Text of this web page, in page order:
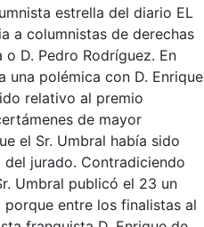
estrella del diario EL
a columnistas de derechas
D. Pedro Rodríguez. En
una polémica con D. Enrique
relativo al premio
de mayor
el Sr. Umbral había sido
jurado. Contradiciendo
Umbral publicó el 23 un
entre los finalistas al